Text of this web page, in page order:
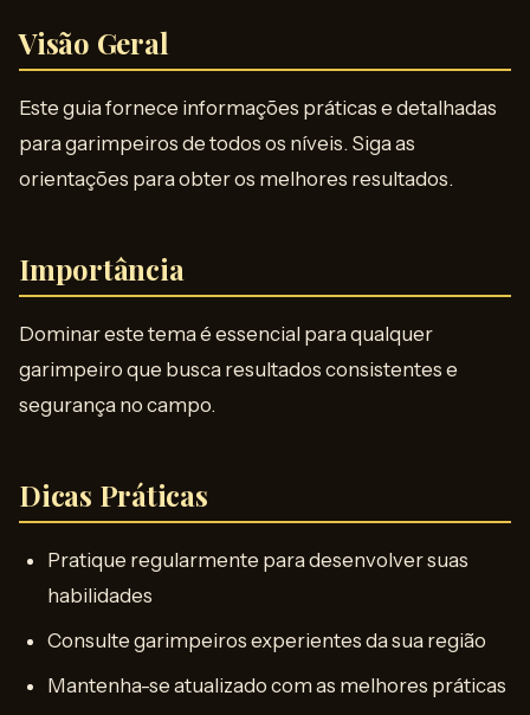
Visão Geral
Este guia fornece informações práticas e detalhadas
para garimpeiros de todos os níveis. Siga as
orientações para obter os melhores resultados.
Importância
Dominar este tema é essencial para qualquer
garimpeiro que busca resultados consistentes e
segurança no campo.
Dicas Práticas
Pratique regularmente para desenvolver suas
habilidades
Consulte garimpeiros experientes da sua região
Mantenha-se atualizado com as melhores práticas